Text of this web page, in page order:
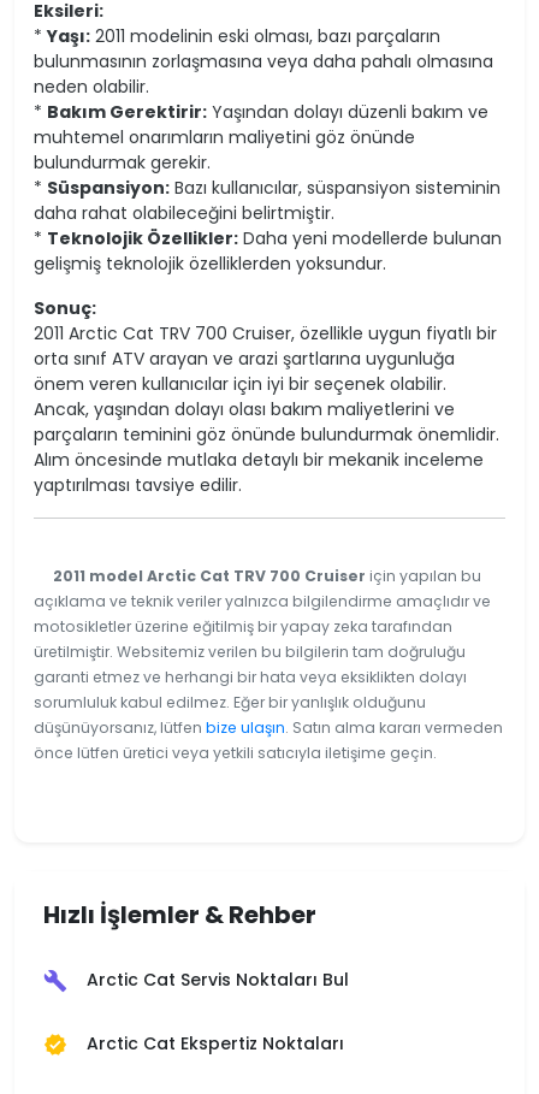
Eksileri:
*Yaşı: 2011 modelinin eski olması, bazı parçaların
bulunmasının zorlaşmasına veya daha pahalı olmasına
neden olabilir.
* Bakım Gerektirir: Yaşından dolayı düzenli bakım ve
muhtemel onarımların maliyetini göz önünde
bulundurmak gerekir.
* Süspansiyon: Bazı kullanıcılar, süspansiyon sisteminin
daha rahat olabileceğini belirtmiştir.
* Teknolojik Özellikler: Daha yeni modellerde bulunan
gelişmiş teknolojik özelliklerden yoksundur.
Sonuç:
2011 Arctic Cat TRV 700 Cruiser, özellikle uygun fiyatlı bir
orta sınıf ATV arayan ve arazi şartlarına uygunluğa
önem veren kullanıcılar için iyi bir seçenek olabilir.
Ancak, yaşından dolayı olası bakım maliyetlerini ve
parçaların teminini göz önünde bulundurmak önemlidir.
Alım öncesinde mutlaka detaylı bir mekanik inceleme
yaptırılması tavsiye edilir.
2011 model Arctic Cat TRV 700 Cruiser için yapılan bu
açıklama ve teknik veriler yalnızca bilgilendirme amaçlıdır ve
motosikletler üzerine eğitilmiş bir yapay zeka tarafından
üretilmiştir. Websitemiz verilen bu bilgilerin tam doğruluğu
garanti etmez ve herhangi bir hata veya eksiklikten dolayı
sorumluluk kabul edilmez. Eğer bir yanlışlık olduğunu
düşünüyorsanız, lütfen bize ulaşın. Satın alma kararı vermeden
önce lütfen üretici veya yetkili satıcıyla iletişime geçin.
Hızlı İşlemler & Rehber
build Arctic Cat Servis Noktaları Bul
verified Arctic Cat Ekspertiz Noktaları